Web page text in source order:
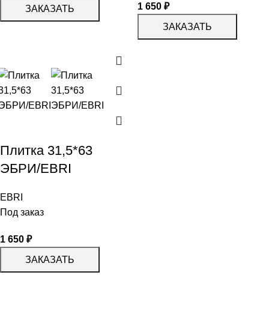
ЗАКАЗАТЬ
1 650 ₽
ЗАКАЗАТЬ
Плитка 31,5*63
ЭБРИ/EBRI
EBRI
Под заказ
1 650 ₽
ЗАКАЗАТЬ